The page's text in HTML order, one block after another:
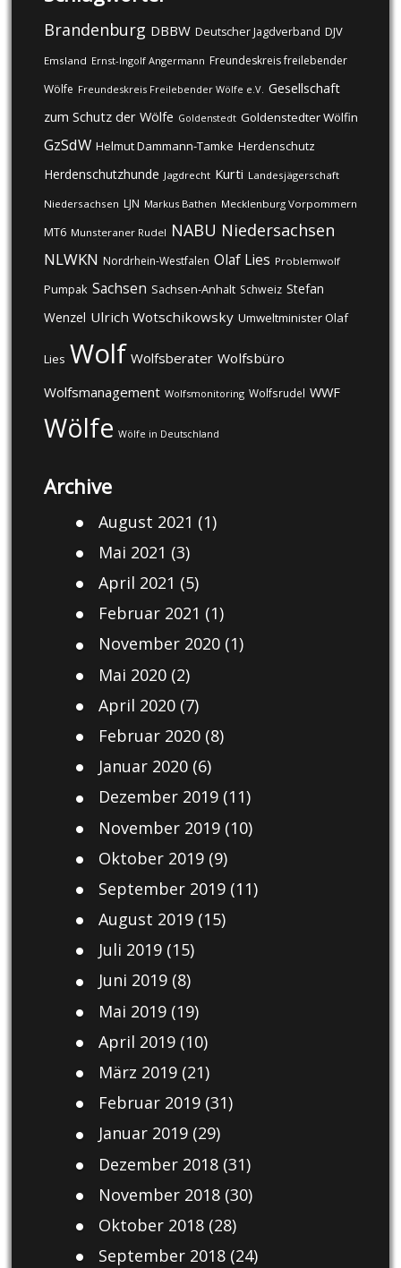
Brandenburg DBBW Deutscher Jagdverband DJV
Emsland Ernst-Ingolf Angermann Freundeskreis freilebender
Wölfe Freundeskreis Freilebender Wölfe e.V. Gesellschaft
zum Schutz der Wölfe Goldenstedt Goldenstedter Wölfin
GzSdW Helmut Dammann-Tamke Herdenschutz
Herdenschutzhunde Jagdrecht Kurti Landesjägerschaft
Niedersachsen LJN Markus Bathen Mecklenburg Vorpommern
MT6 Munsteraner Rudel NABU Niedersachsen
NLWKN Nordrhein-Westfalen Olaf Lies Problemwolf
Pumpak Sachsen Sachsen-Anhalt Schweiz Stefan
Wenzel Ulrich Wotschikowsky Umweltminister Olaf
Lies Wolf Wolfsberater Wolfsbüro
Wolfsmanagement Wolfsmonitoring Wolfsrudel WWF
Wölfe Wölfe in Deutschland
Archive
August 2021 (1)
Mai 2021 (3)
April 2021 (5)
Februar 2021 (1)
November 2020(1)
Mai 2020(2)
April 2020(7)
Februar 2020(8)
Januar 2020(6)
Dezember 2019(11)
November 2019(10)
Oktober 2019(9)
September 2019(11)
August 2019(15)
Juli 2019(15)
Juni 2019(8)
Mai 2019(19)
April 2019(10)
März 2019(21)
Februar 2019(31)
Januar 2019(29)
Dezember 2018(31)
November 2018(30)
Oktober 2018(28)
September 2018(24)